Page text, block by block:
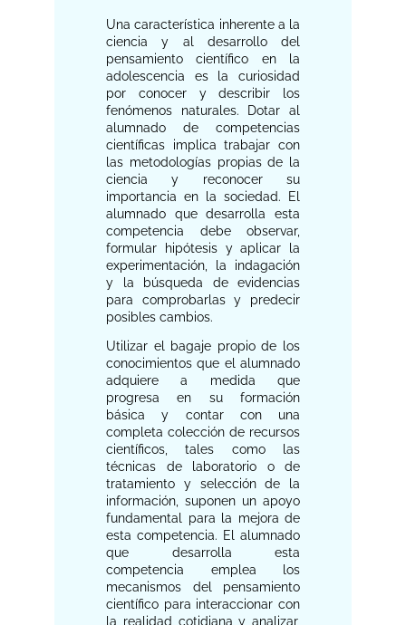
Una característica inherente a la
ciencia y al desarrollo del
pensamiento científico en la
adolescencia es la curiosidad
por conocer y describir los
fenómenos naturales. Dotar al
alumnado de competencias
científicas implica trabajar con
las metodologías propias de la
ciencia y reconocer su
importancia en la sociedad. El
alumnado que desarrolla esta
competencia debe observar,
formular hipótesis y aplicar la
experimentación, la indagación
y la búsqueda de evidencias
para comprobarlas y predecir
posibles cambios.
Utilizar el bagaje propio de los
conocimientos que el alumnado
adquiere a medida que
progresa en su formación
básica y contar con una
completa colección de recursos
científicos, tales como las
técnicas de laboratorio o de
tratamiento y selección de la
información, suponen un apoyo
fundamental para la mejora de
esta competencia. El alumnado
que desarrolla esta
competencia emplea los
mecanismos del pensamiento
científico para interaccionar con
la realidad cotidiana y analizar,